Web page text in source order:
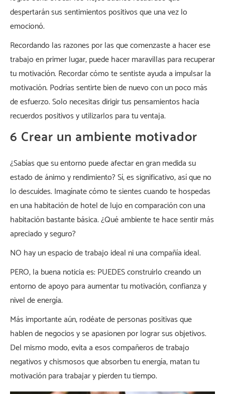
despertarán sus sentimientos positivos que una vez lo
emocionó.
Recordando las razones por las que comenzaste a hacer ese
trabajo en primer lugar, puede hacer maravillas para recuperar
tu motivación. Recordar cómo te sentiste ayuda a impulsar la
motivación. Podrías sentirte bien de nuevo con un poco más
de esfuerzo. Solo necesitas dirigir tus pensamientos hacia
recuerdos positivos y utilizarlos para tu ventaja.
6 Crear un ambiente motivador
¿Sabías que su entorno puede afectar en gran medida su
estado de ánimo y rendimiento? Sí, es significativo, así que no
lo descuides. Imagínate cómo te sientes cuando te hospedas
en una habitación de hotel de lujo en comparación con una
habitación bastante básica. ¿Qué ambiente te hace sentir más
apreciado y seguro?
NO hay un espacio de trabajo ideal ni una compañía ideal.
PERO, la buena noticia es: PUEDES construirlo creando un
entorno de apoyo para aumentar tu motivación, confianza y
nivel de energía.
Más importante aún, rodéate de personas positivas que
hablen de negocios y se apasionen por lograr sus objetivos.
Del mismo modo, evita a esos compañeros de trabajo
negativos y chismosos que absorben tu energía, matan tu
motivación para trabajar y pierden tu tiempo.